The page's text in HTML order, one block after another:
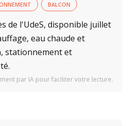
BALCON
de l'UdeS, disponible juillet
eau chaude et
stationnement et
par IA pour faciliter votre lecture.